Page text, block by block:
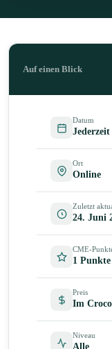
Auf einen Blick
Datum
Ort
Online
Zuletzt
24. Juni
CME-
1 Punkte
Preis
Im
Niveau
Alle